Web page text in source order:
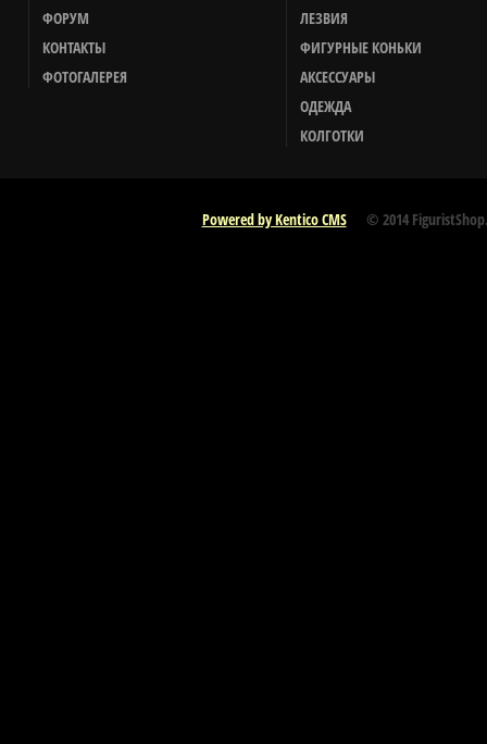
ФОРУМ
КОНТАКТЫ
ФОТОГАЛЕРЕЯ
ЛЕЗВИЯ
ФИГУРНЫЕ КОНЬКИ
АКСЕССУАРЫ
ОДЕЖДА
КОЛГОТКИ
Powered by Kentico CMS© 2014